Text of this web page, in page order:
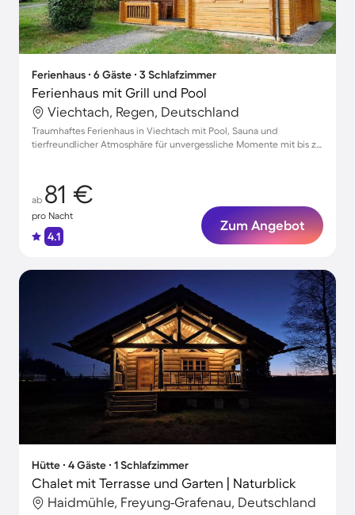
Ferienhaus ∙ 6 Gäste ∙ 3 Schlafzimmer
Ferienhaus mit Grill und Pool
Viechtach, Regen, Deutschland
Traumhaftes Ferienhaus in Viechtach mit Pool, Sauna und
tierfreundlicher Atmosphäre für unvergessliche Momente mit bis zu
ab 81 €
pro Nacht
4.1
Zum Angebot
Hütte ∙ 4 Gäste ∙ 1 Schlafzimmer
Chalet mit Terrasse und Garten | Naturblick
Haidmühle, Freyung-Grafenau, Deutschland